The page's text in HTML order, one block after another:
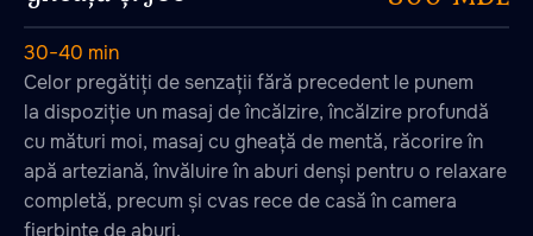
30−40 min
Celor pregătiți de senzații fără precedent le punem
la dispoziție un masaj de încălzire, încălzire profundă
cu mături moi, masaj cu gheață de mentă, răcorire în
apă arteziană, învăluire în aburi denși pentru o relaxare
completă, precum și cvas rece de casă în camera
fierbinte de aburi.